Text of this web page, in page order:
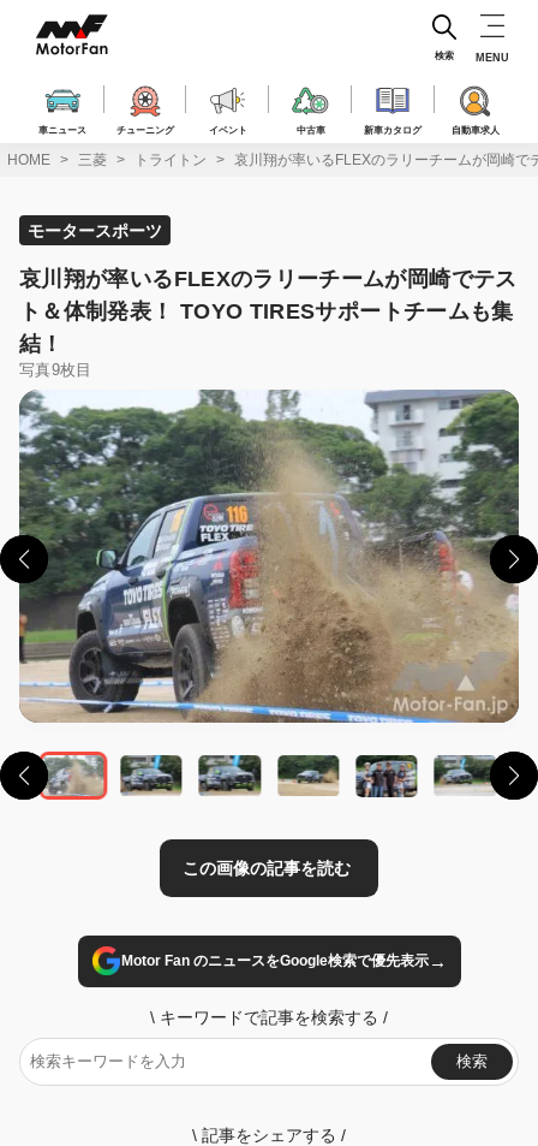
ス
車ニュース チューニング イベント 中古車 新車カタログ 自動車求人
検索 MENU
HOME 三菱 トライトン 哀川翔が率いるFLEXのラリーチームが岡崎
モータースポーツ
哀川翔が率いるFLEXのラリーチームが岡崎でテス
ト＆体制発表！ TOYO TIRESサポートチームも集
結！
写真9枚目
この画像の記事を読む
Motor Fan のニュースをGoogle検索で優先表示→
\ キーワードで記事を検索する /
検索
\ 記事をシェアする /